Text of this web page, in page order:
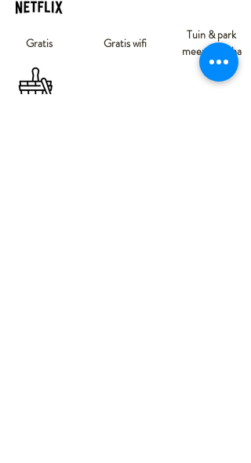
Gratis Gratis wifi
Tuin & park
meer dan 2ha